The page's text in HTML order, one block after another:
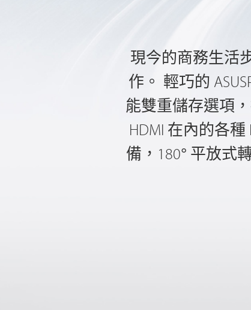
現今的商務生活
作。 輕巧的
能雙重儲存選項，
HDMI 在內的各
備，180° 平放式